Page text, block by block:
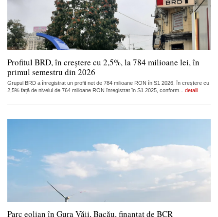
Profitul BRD, în creștere cu 2,5%, la 784 milioane lei, în
primul semestru din 2026
Grupul BRD a înregistrat un profit net de 784 milioane RON în S1 2026, în creștere cu
2,5% față de nivelul de 764 milioane RON înregistrat în S1 2025, conform... detalii
Parc eolian în Gura Văii, Bacău, finanțat de BCR